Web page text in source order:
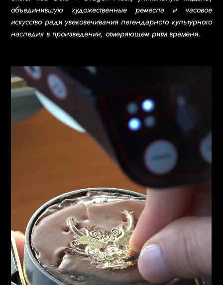
объединившую художественные ремесла и часовое
искусство ради увековечивания легендарного культурного
наследия в произведении, отмеряющем ритм времени.